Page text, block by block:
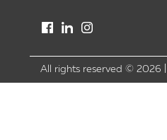
All rights reserved © 2026